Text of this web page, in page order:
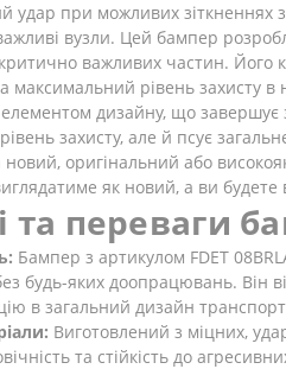
при можливих зіткненнях
вузли. Цей бампер
важливих частин. Його
максимальний рівень захисту в
дизайну, що
захисту, але й псує
оригінальний або
як новий, а ви будете
та переваги
Бампер з артикулом FDET
будь-яких доопрацювань. Він
в загальний дизайн
Виготовлений з міцних,
та стійкість до